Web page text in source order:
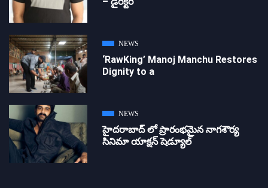
NEWS
‘RawKing’ Manoj Manchu Restores
Dignity to a
NEWS
హైదరాబాద్ లో ప్రారంభమైన నాగశౌర్య
సినిమా యాక్షన్ షెడ్యూల్